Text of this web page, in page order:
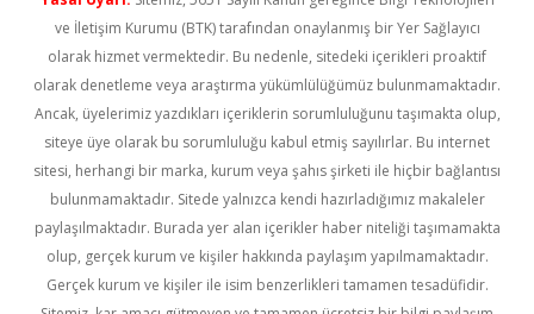
ve İletişim Kurumu (BTK) tarafından onaylanmış bir Yer Sağlayıcı
olarak hizmet vermektedir. Bu nedenle, sitedeki içerikleri proaktif
olarak denetleme veya araştırma yükümlülüğümüz bulunmamaktadır.
Ancak, üyelerimiz yazdıkları içeriklerin sorumluluğunu taşımakta olup,
siteye üye olarak bu sorumluluğu kabul etmiş sayılırlar. Bu internet
sitesi, herhangi bir marka, kurum veya şahıs şirketi ile hiçbir bağlantısı
bulunmamaktadır. Sitede yalnızca kendi hazırladığımız makaleler
paylaşılmaktadır. Burada yer alan içerikler haber niteliği taşımamakta
olup, gerçek kurum ve kişiler hakkında paylaşım yapılmamaktadır.
Gerçek kurum ve kişiler ile isim benzerlikleri tamamen tesadüfidir.